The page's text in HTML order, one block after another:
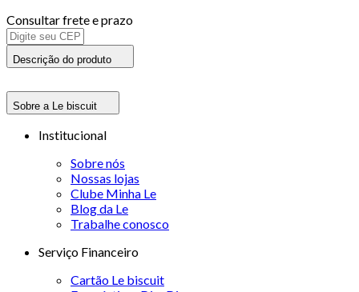
Consultar frete e prazo
Descrição do produto
Sobre a Le biscuit
Institucional
Sobre nós
Nossas lojas
Clube Minha Le
Blog da Le
Trabalhe conosco
Serviço Financeiro
Cartão Le biscuit